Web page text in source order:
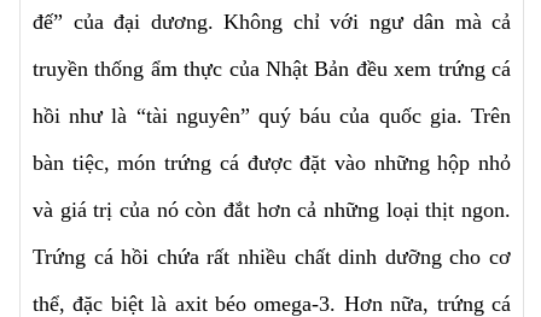
đế” của đại dương. Không chỉ với ngư dân mà cả
truyền thống ẩm thực của Nhật Bản đều xem trứng cá
hồi như là “tài nguyên” quý báu của quốc gia. Trên
bàn tiệc, món trứng cá được đặt vào những hộp nhỏ
và giá trị của nó còn đắt hơn cả những loại thịt ngon.
Trứng cá hồi chứa rất nhiều chất dinh dưỡng cho cơ
thể, đặc biệt là axit béo omega-3. Hơn nữa, trứng cá